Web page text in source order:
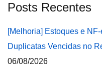
Posts Recentes
[Melhoria] Estoques e
Duplicatas Vencidas no
06/08/2026